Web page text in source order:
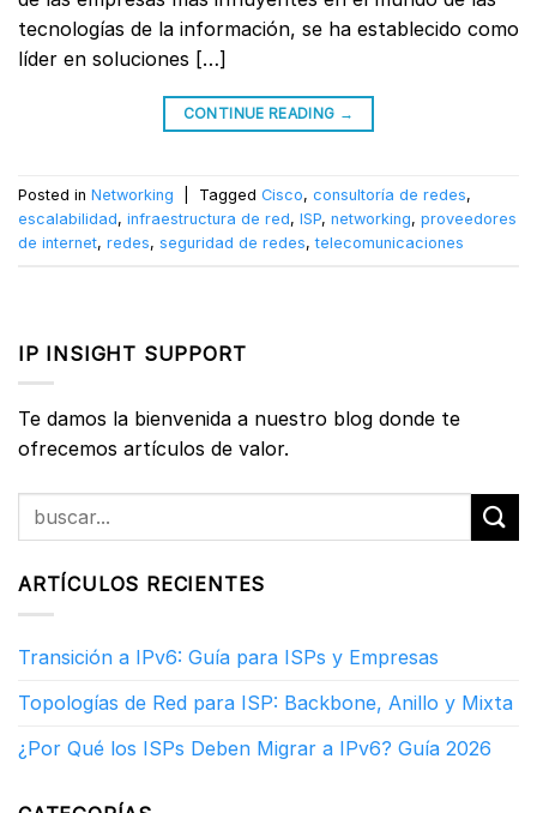
tecnologías de la información, se ha establecido como
líder en soluciones […]
CONTINUE READING →
Posted in Networking Tagged Cisco, consultoría de redes,
escalabilidad, infraestructura de red, ISP, networking, proveedores
de internet, redes, seguridad de redes,telecomunicaciones
IP INSIGHT SUPPORT
Te damos la bienvenida a nuestro blog donde te
ofrecemos artículos de valor.
ARTÍCULOS RECIENTES
Transición a IPv6: Guía para ISPs y Empresas
Topologías de Red para ISP: Backbone, Anillo y Mixta
¿Por Qué los ISPs Deben Migrar a IPv6? Guía 2026